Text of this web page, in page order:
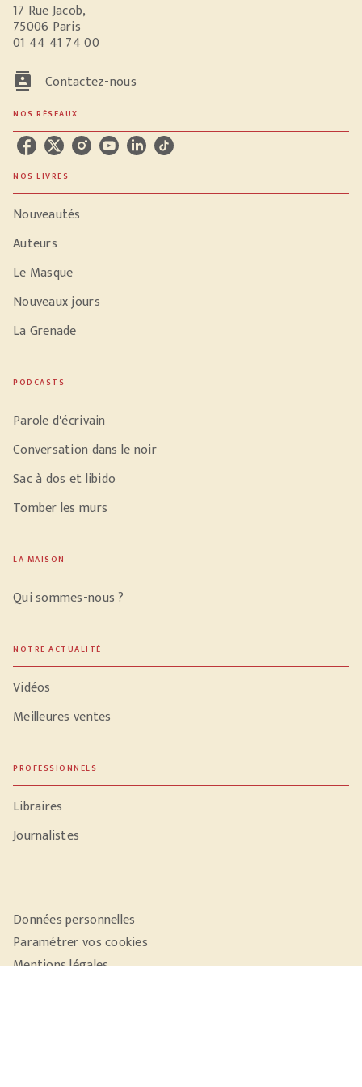
17 Rue Jacob,
75006 Paris
01 44 41 74 00
contacts Contactez-nous
NOS RÉSEAUX
NOS LIVRES
Nouveautés
Auteurs
Le Masque
Nouveaux jours
La Grenade
PODCASTS
Parole d'écrivain
Conversation dans le noir
Sac à dos et libido
Tomber les murs
LA MAISON
Qui sommes-nous ?
NOTRE ACTUALITÉ
Vidéos
Meilleures ventes
PROFESSIONNELS
Libraires
Journalistes
Données personnelles
Paramétrer vos cookies
Mentions légales